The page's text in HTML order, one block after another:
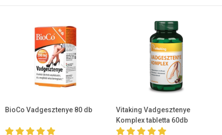
BioCo Vadgesztenye 80 db
Vitaking Vadgesztenye
Komplex tabletta 60db